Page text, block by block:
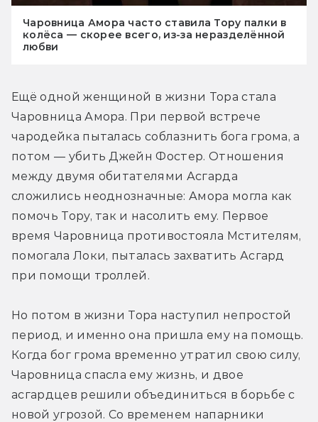
Чаровница Амора часто ставила Тору палки в
колёса — скорее всего, из-за неразделённой
любви
Ещё одной женщиной в жизни Тора стала
Чаровница Амора. При первой встрече
чародейка пыталась соблазнить бога грома, а
потом — убить Джейн Фостер. Отношения
между двумя обитателями Асгарда
сложились неоднозначные: Амора могла как
помочь Тору, так и насолить ему. Первое
время Чаровница противостояла Мстителям,
помогала Локи, пыталась захватить Асгард
при помощи троллей.
Но потом в жизни Тора наступил непростой
период, и именно она пришла ему на помощь.
Когда бог грома временно утратил свою силу,
Чаровница спасла ему жизнь, и двое
асгардцев решили объединиться в борьбе с
новой угрозой. Со временем напарники